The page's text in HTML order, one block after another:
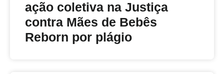
ação coletiva na Justiça
contra Mães de Bebês
Reborn por plágio